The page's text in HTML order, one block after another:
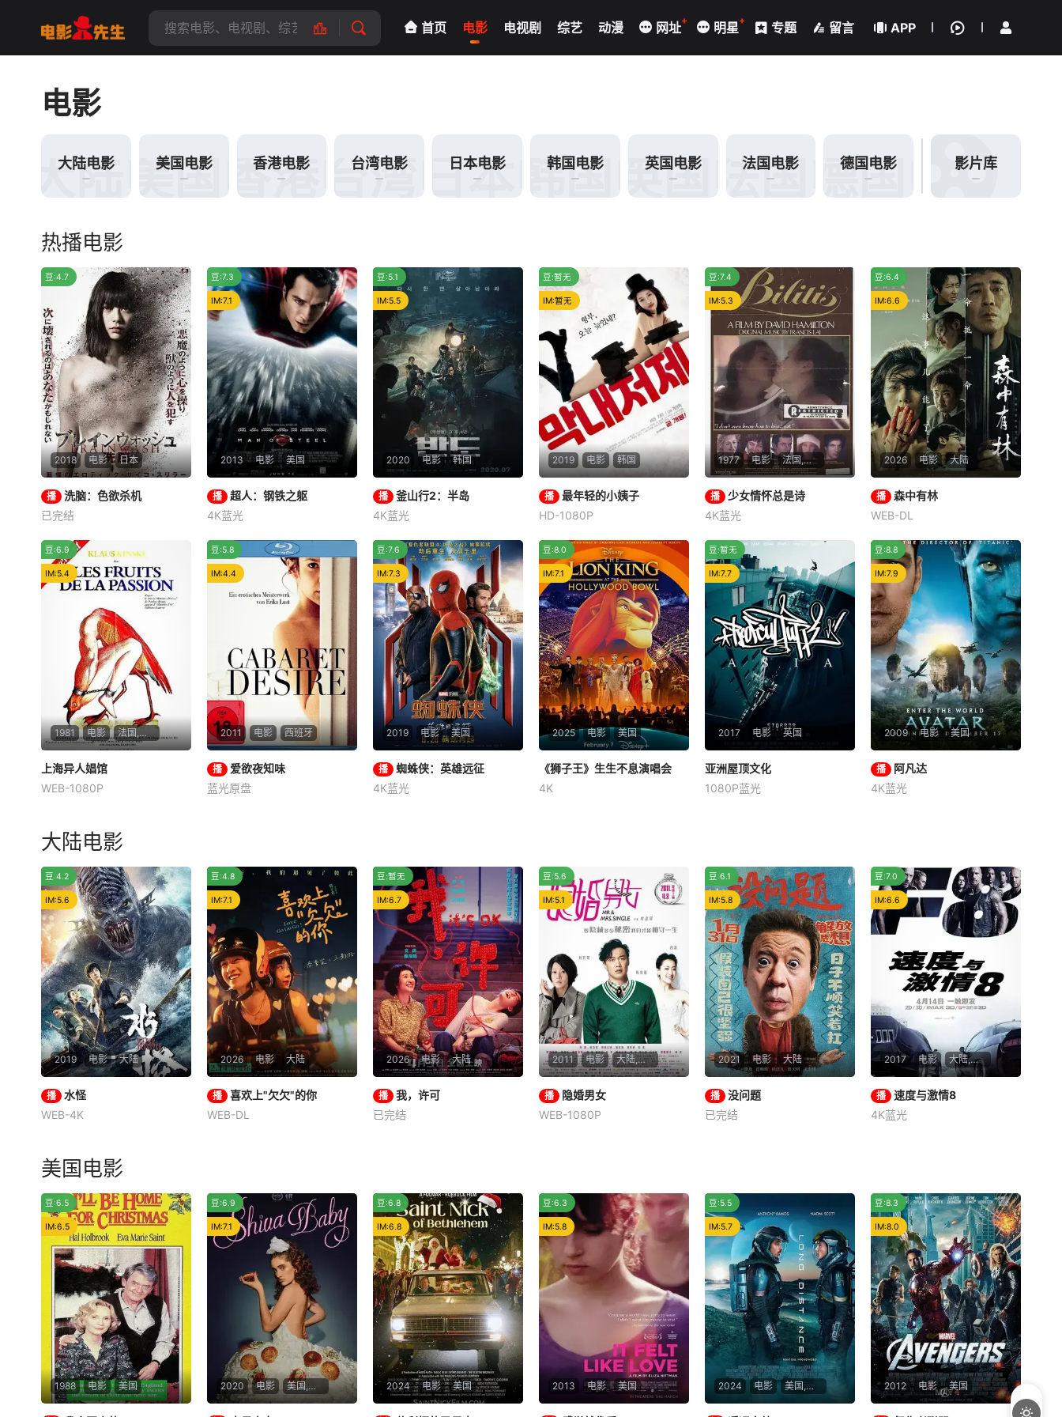
首页 电影 电视剧 综艺 动漫 网址+ 明星+ 专题 留言 APP
电影
大陆电影
大陆电影
美国电影
美国电影
香港电影
香港电影
台湾电影
台湾电影
日本电影
日本电影
韩国电影
韩国电影
英国电影
英国电影
法国电影
法国电影
德国电影
德国电影
影片库
热播电影
烂片
2018 电影 日本
豆:4.7
洗脑：色欲杀机
正在進行一則專題報導的
記者里奈，在採訪過程中認識
了名叫霧子的女子。8年前，
當霧子還是個高中生時，慘遭
一位名叫玉置的心理變態監禁
並凌辱了3年。而當年，有位
身份不明的女子在誘惑男人
後，再以冰
播
洗脑：色欲杀机
已完结
2013 电影 美国
豆:7.3
IM:7.1
超人：钢铁之躯
遥远的宇宙深处，随着氪
星的毁灭，超人的传奇故事拉
开序幕。氪星人乔·艾尔（罗素
·克劳 Russell Crowe 饰）抵
死反抗佐德将军（迈克尔·珊农
Michael Shannon 饰）的邪
恶计划，
播
超人：钢铁之躯
4K蓝光
一般
2020 电影 韩国
豆:5.1
IM:5.5
釜山行2：半岛
姜栋元
上集列车驶往釜山后，丧
尸病毒瞬间全国爆发，4年后
的韩国尸毒遍野，被全球孤
立，沦为死城。所馀无几的生
还者踏上最后一艘难民船，离
开被世人遗弃的朝鲜半岛。退
伍军人正锡(姜栋元 饰)和家人
有幸登上难民船，
播
釜山行2：半岛
4K蓝光
2019 电影 韩国
豆:暂无
IM:暂无
最年轻的小姨子
闵度允
由于豆瓣暂无资料,想看具
体简介的话可以请去IMDb查
看，剧情简介有链接可跳转。
（注：英文需翻译）
播
最年轻的小姨子
HD-1080P
推荐
1977 电影 法国,意大利
豆:7.4
IM:5.3
少女情怀总是诗
「少女情懷總是詩」，是
1977年坎城影展最受爭議的影
片，以大膽而唯美的映像，描
述一名情竇初開的女學生與她
的初戀，而她的戀愛過程中，
又牽扯到女同性戀的情節。標
題的「碧麗提絲」，是古希臘
一位生活在賽浦
播
少女情怀总是诗
4K蓝光
2026 电影 大陆
豆:6.4
IM:6.6
森中有林
于和伟
播
森中有林
WEB-DL
1981 电影 法国,日本
豆:6.9
IM:5.4
上海异人娼馆
依莎贝尔·伊利尔斯
20世纪20年代，当时被称为
“魔都”的上海黑暗堕落。各方
局动荡不安。沉默的男人斯蒂
芬（克劳斯&amp;amp;amp;a
mp;amp;amp;amp;amp;amp;
amp;amp;amp;#8226;金斯基
Klaus Kinski 饰）带着青春美
丽的少女O（Isab
上海异人娼馆
WEB-1080P
一般
2011 电影 西班牙
豆:5.8
IM:4.4
爱欲夜知味
Toni Fontana
故事：一位酒吧女和两个同叫
“艾利克斯”的顾客同时谈恋
爱，用一模一样的方式同等对
待二人，区别只在，这二人是
一男一女，吧女不知
播
爱欲夜知味
蓝光原盘
推荐
2019 电影 美国
豆:7.6
IM:7.3
蜘蛛侠：英雄远征
Holland 饰）回到了校园生活
之中，他和好友相谈甚欢，并
且有了心仪的女孩，然而内心
最深处依然放不下对钢铁侠的
追悼缅
播
蜘蛛侠：英雄远征
4K蓝光
2025 电影 美国
豆:8.0
IM:7.1
《狮子王》生生不息演唱会
出。沈浸式的音乐活动，结合
动画、舞台和真人表演呈现。
《狮子王》生生不息演唱会
4K
冷门
2017 电影 英国
豆:暂无
IM:7.7
亚洲屋顶文化
未知
顶。
亚洲屋顶文化
1080P蓝光
2009 电影 美国
豆:8.8
IM:7.9
阿凡达
饰）决定替死去的同胞哥哥来
到潘多拉星操纵格蕾丝博士
（西格妮·韦弗 Sigourney We
aver 饰）用
播
阿凡达
4K蓝光
大陆电影
烂片
2019 电影 大陆
豆:4.2
IM:5.6
水怪
刘林城
候和父亲一起捕鱼时，亲眼目
睹父亲被怪物“水猴子”杀害，
年后，怪物“水猴子”再次出
现，杀害了水生爱慕的的香兰
弟弟和父亲。为救香兰不被当
“水猴子”的“祭
播
水怪
WEB-4K
2026 电影 大陆
豆:4.8
IM:7.1
喜欢上"欠欠"的你
秦霄贤
播
喜欢上"欠欠"的你
WEB-DL
冷门
2026 电影 大陆
豆:暂无
IM:6.7
我，许可
文淇
乱了所有计划。母女同居，冲
突乍起。在新旧观念的摩擦
中，没想到女儿对妈妈展开了
一次又一次反
播
我，许可
已完结
一般
2011 电影 大陆,香港,日本
豆:5.6
IM:5.1
隐婚男女
陈奕迅 刘若英
友Tony（庾澄庆 饰），后者
发现了他对气味的天分，拉他
加盟公司。不过，由于老板
（刘若英 饰）
播
隐婚男女
WEB-1080P
推荐
2021 电影 大陆
豆:6.1
IM:5.8
没问题
梁龙
左欲将女儿留在家乡从事铁饭
碗工作，左明明却欲南下逐
梦。老左苦口婆心劝说不成只
好四处托人求助。女
播
没问题
已完结
2017 电影 大陆,美国,日本
豆:7.0
IM:6.6
速度与激情8
ez 饰）共度蜜月，布莱恩与
米娅退出了赛车界，这支曾环
游世界的顶级飞车家族队伍的
生活正渐
播
速度与激情8
4K蓝光
美国电影
推荐
1988 电影 美国
豆:6.5
IM:6.5
推荐
2020 电影 美国,加拿大
豆:6.9
IM:7.1
推荐
2024 电影 美国
豆:6.8
IM:6.8
2013 电影 美国
豆:6.3
IM:5.8
一般
2024 电影 美国,印度
豆:5.5
IM:5.7
2012 电影 美国
豆:8.3
IM:8.0